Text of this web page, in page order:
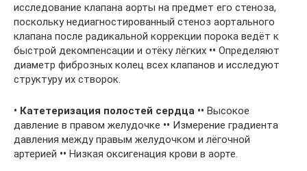
исследование клапана аорты на предмет его стеноза,
поскольку недиагностированный стеноз аортального
клапана после радикальной коррекции порока ведёт к
быстрой декомпенсации и отёку лёгких •• Определяют
диаметр фиброзных колец всех клапанов и исследуют
структуру их створок.
• Катетеризация полостей сердца •• Высокое
давление в правом желудочке •• Измерение градиента
давления между правым желудочком и лёгочной
артерией •• Низкая оксигенация крови в аорте.